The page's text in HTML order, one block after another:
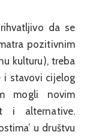
da se
pozitivnim
kulturu), treba
i stavovi cijelog
mogli novim
i alternative.
u društvu